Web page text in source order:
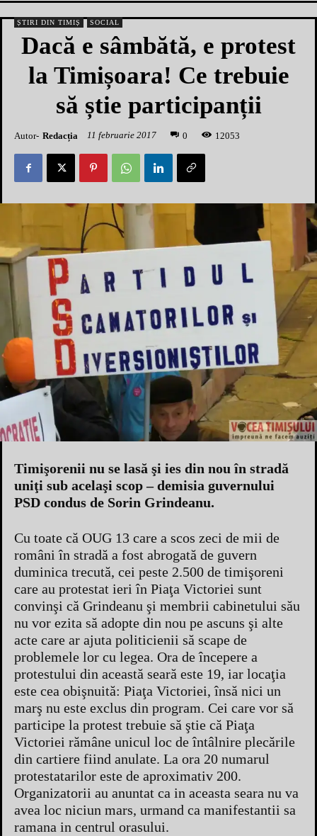
ȘTIRI DIN TIMIȘ SOCIAL
Dacă e sâmbătă, e protest
la Timișoara! Ce trebuie
să știe participanții
Autor- Redacția 11 februarie 2017 0 1 2053
Timişorenii nu se lasă şi ies din nou în stradă
uniţi sub acelaşi scop – demisia guvernului
PSD condus de Sorin Grindeanu.
Cu toate că OUG 13 care a scos zeci de mii de
români în stradă a fost abrogată de guvern
duminica trecută, cei peste 2.500 de timişoreni
care au protestat ieri în Piaţa Victoriei sunt
convinşi că Grindeanu şi membrii cabinetului său
nu vor ezita să adopte din nou pe ascuns şi alte
acte care ar ajuta politicienii să scape de
problemele lor cu legea. Ora de începere a
protestului din această seară este 19, iar locaţia
este cea obişnuită: Piaţa Victoriei, însă nici un
marş nu este exclus din program. Cei care vor să
participe la protest trebuie să ştie că Piaţa
Victoriei rămâne unicul loc de întâlnire plecările
din cartiere fiind anulate. La ora 20 numarul
protestatarilor este de aproximativ 200.
Organizatorii au anuntat ca in aceasta seara nu va
avea loc niciun mars, urmand ca manifestantii sa
ramana in centrul orasului.